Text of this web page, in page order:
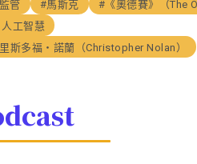
管
#馬斯克
#《奧德賽》（The
工智慧
斯多福・諾蘭（Christopher Nolan）